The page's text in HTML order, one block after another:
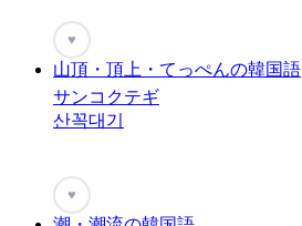
♥
山頂・頂上・てっぺんの韓国語
サンコクテギ
산꼭대기
♥